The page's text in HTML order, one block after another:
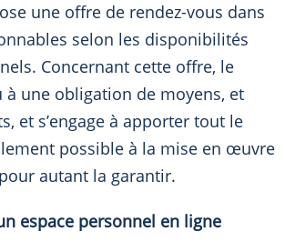
une offre de rendez-vous dans
selon les disponibilités
Concernant cette offre, le
à une obligation de moyens, et
et s’engage à apporter tout le
possible à la mise en œuvre
autant la garantir.
espace personnel en ligne